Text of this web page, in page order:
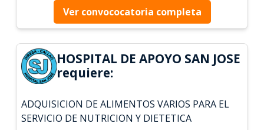
Ver convococatoria completa
HOSPITAL DE APOYO SAN JOSE
requiere:
ADQUISICION DE ALIMENTOS VARIOS PARA EL
SERVICIO DE NUTRICION Y DIETETICA